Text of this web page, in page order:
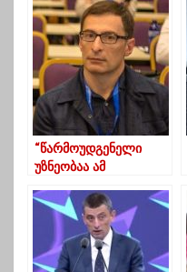
“წარმოუდგენელი
უზნეობაა ამ
ნიშნისმოგებით
საუბარი”